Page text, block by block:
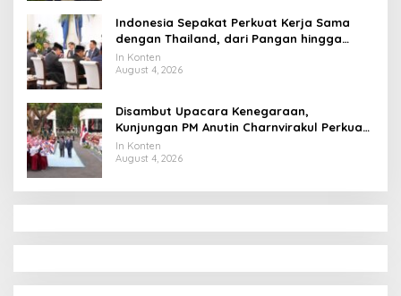
Indonesia Sepakat Perkuat Kerja Sama
dengan Thailand, dari Pangan hingga
Ekonomi Digital
In Konten
August 4, 2026
Disambut Upacara Kenegaraan,
Kunjungan PM Anutin Charnvirakul Perkuat
Hubungan Indonesia-Thailand
In Konten
August 4, 2026